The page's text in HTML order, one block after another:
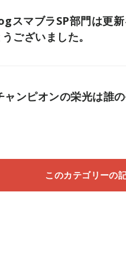
スマブラSP部門は更
ございました。
ャンピオンの栄光は誰
このカテゴリーの